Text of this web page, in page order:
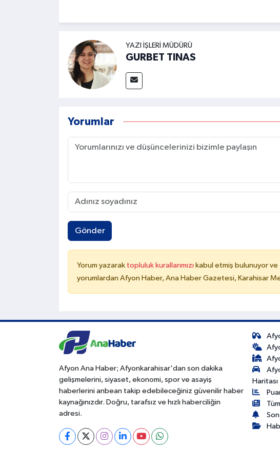
YAZI İŞLERI MÜDÜRÜ
GURBET TINAS
Yorumlar
Gönder
Yorum yazarak topluluk kurallarımızı kabul etmiş bulunuyor
yorumlardan Afyon Haber, Ana Haber Gazetesi, Karahisar
Afyon Ana Haber; Afyonkarahisar'dan son dakika
gelişmelerini, siyaset, ekonomi, spor ve asayiş
haberlerini anbean takip edebileceğiniz güvenilir haber
kaynağınızdır. Doğru, tarafsız ve hızlı haberciliğin
adresi.
Haritası